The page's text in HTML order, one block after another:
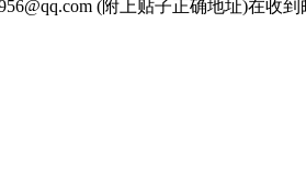
(附上贴子正确地址)在收